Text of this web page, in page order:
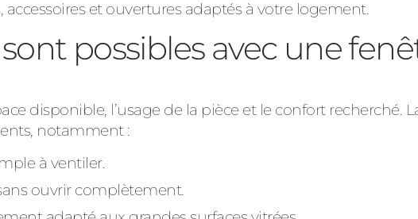
accessoires et ouvertures adaptés à votre logement.
possibles avec une
disponible, l’usage de la pièce et le confort recherché.
notamment :
à ventiler.
ouvrir complètement.